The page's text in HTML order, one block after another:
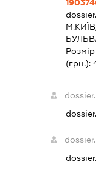
(грн.):